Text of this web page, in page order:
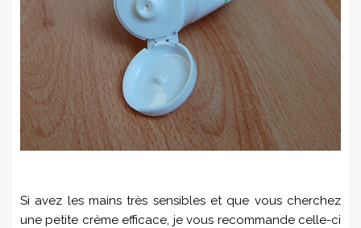
Si avez les mains très sensibles et que vous cherchez
une petite crème efficace, je vous recommande celle-ci